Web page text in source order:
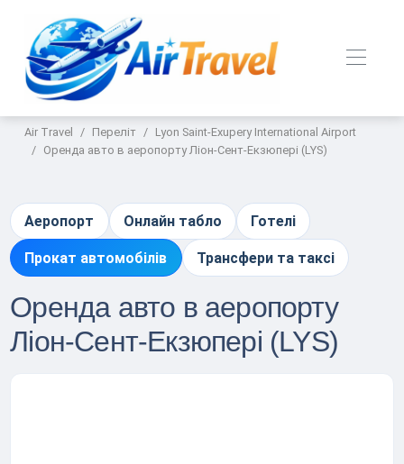
Air Travel Переліт
Lyon Saint-Exupery International Airport
Оренда авто в аеропорту Ліон-Сент-Екзюпері (LYS)
Аеропорт Онлайн табло Готелі
Прокат автомобілів Трансфери та таксі
Оренда авто в аеропорту
Ліон-Сент-Екзюпері (LYS)